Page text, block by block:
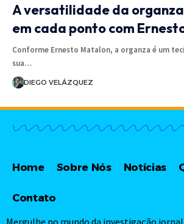
A versatilidade da
em cada ponto com
Conforme Ernesto Matalon, a organza é um
sua…
DIEGO VELÁZQUEZ
Home Sobre Nós Notícias
Contato
Mergulhe no mundo da investigação